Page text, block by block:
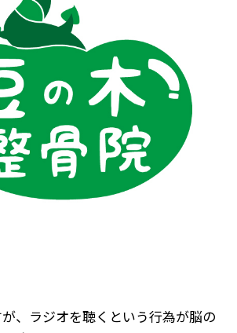
、ラジオを聴くという行為が脳の